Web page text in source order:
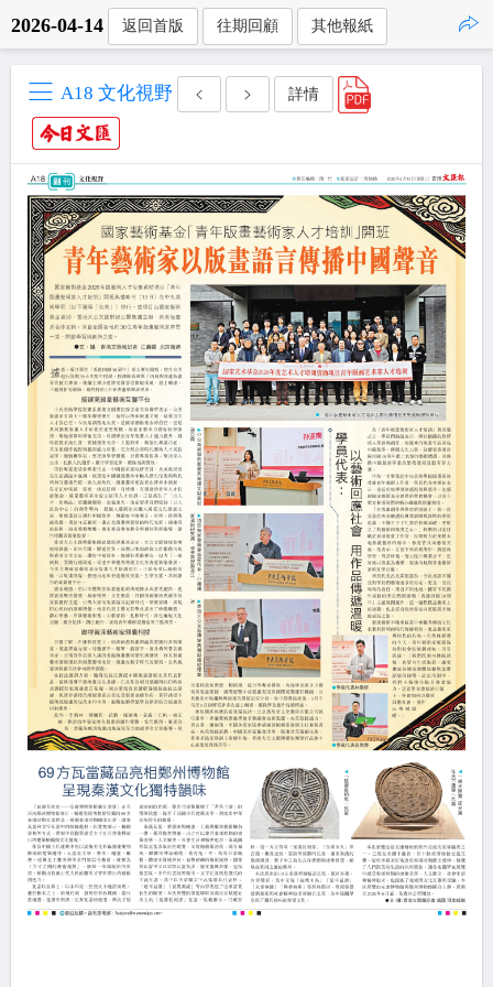
2026-04-14 返回首版 往期回顧 其他報紙
A18 文化視野 詳情
點擊複製